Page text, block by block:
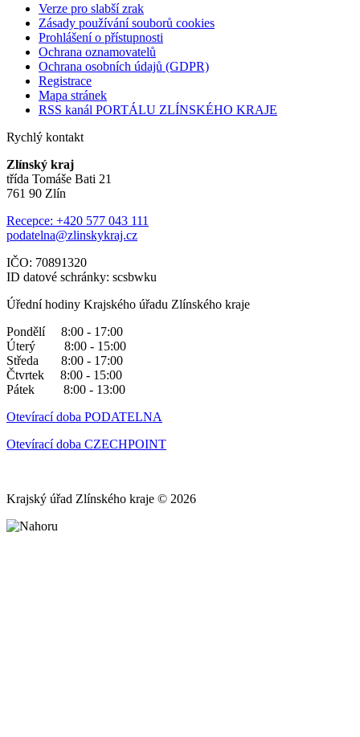
Verze pro slabší zrak
Zásady používání souborů cookies
Prohlášení o přístupnosti
Ochrana oznamovatelů
Ochrana osobních údajů (GDPR)
Registrace
Mapa stránek
RSS kanál PORTÁLU ZLÍNSKÉHO KRAJE
Rychlý kontakt
Zlínský kraj
třída Tomáše Bati 21
761 90 Zlín
Recepce: +420 577 043 111
podatelna@zlinskykraj.cz
IČO: 70891320
ID datové schránky: scsbwku
Úřední hodiny Krajského úřadu Zlínského kraje
Pondělí 8:00 - 17:00
Úterý 8:00 - 15:00
Středa 8:00 - 17:00
Čtvrtek 8:00 - 15:00
Pátek 8:00 - 13:00
Otevírací doba PODATELNA
Otevírací doba CZECHPOINT
Krajský úřad Zlínského kraje © 2026